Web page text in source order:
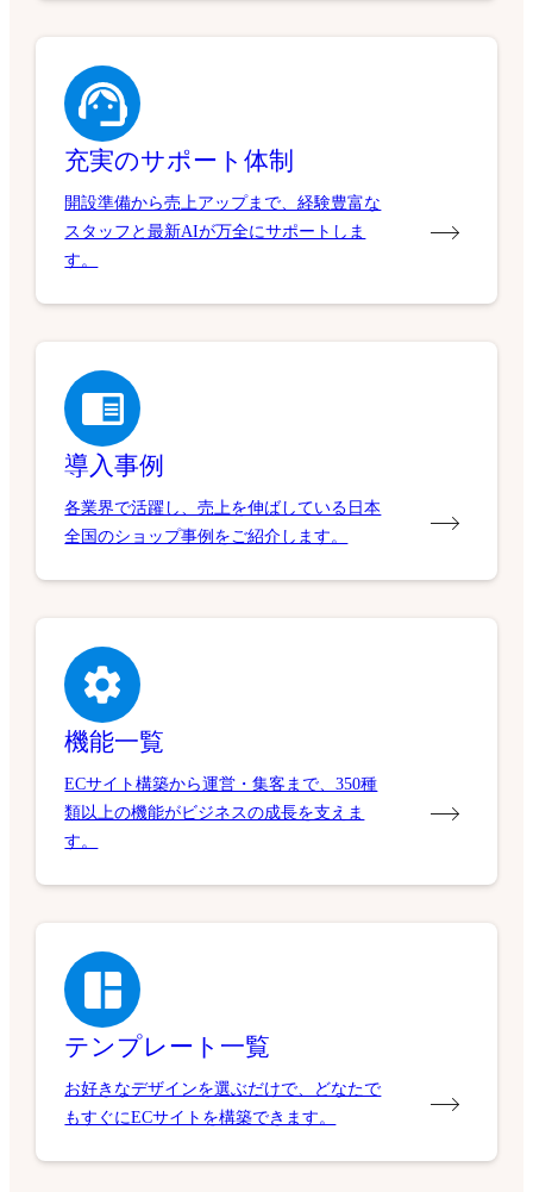
充実のサポート体制
開設準備から売上アップまで、経験豊富な
スタッフと最新AIが万全にサポートしま
す。
導入事例
各業界で活躍し、売上を伸ばしている日本
全国のショップ事例をご紹介します。
機能一覧
ECサイト構築から運営・集客まで、350種
類以上の機能がビジネスの成長を支えま
す。
テンプレート一覧
お好きなデザインを選ぶだけで、どなたで
もすぐにECサイトを構築できます。